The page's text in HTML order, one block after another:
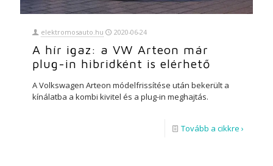
elektromosauto.hu 2020-06-24
A hír igaz: a VW Arteon már
plug-in hibridként is elérhető
A Volkswagen Arteon módelfrissítése után bekerült a
kínálatba a kombi kivitel és a plug-in meghajtás.
Tovább a cikkre ›